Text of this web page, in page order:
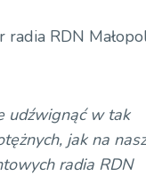
radia RDN
udźwignąć w tak
jak na
radia RDN